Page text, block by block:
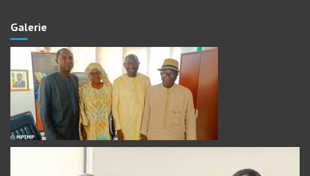
Galerie